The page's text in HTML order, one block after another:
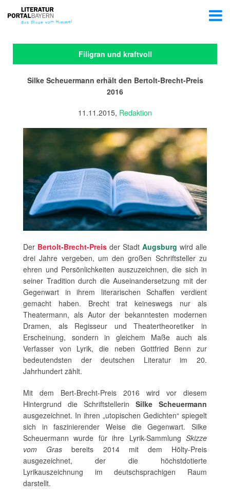
Filigran und kraftvoll
Silke Scheuermann erhält den Bertolt-Brecht-Preis
2016
11.11.2015, Redaktion
Der Bertolt-Brecht-Preis der Stadt Augsburg wird alle
drei Jahre vergeben, um den großen Schriftsteller zu
ehren und Persönlichkeiten auszuzeichnen, die sich in
seiner Tradition durch die Auseinandersetzung mit der
Gegenwart in ihrem literarischen Schaffen verdient
gemacht haben. Brecht trat keineswegs nur als
Theatermann, als Autor der bekanntesten modernen
Dramen, als Regisseur und Theatertheoretiker in
Erscheinung, sondern in gleichem Maße auch als
Verfasser von Lyrik, die neben Gottfried Benn zur
bedeutendsten der deutschen Literatur im 20.
Jahrhundert zählt.
Mit dem Bert-Brecht-Preis 2016 wird vor diesem
Hintergrund die Schriftstellerin Silke Scheuermann
ausgezeichnet. In ihren „utopischen Gedichten“ spiegelt
sich in faszinierender Weise die Gegenwart. Silke
Scheuermann wurde für ihre Lyrik-Sammlung Skizze
vom Gras bereits 2014 mit dem Hölty-Preis
ausgezeichnet, der die höchstdotierte
Lyrikauszeichnung im deutschsprachigen Raum
darstellt.